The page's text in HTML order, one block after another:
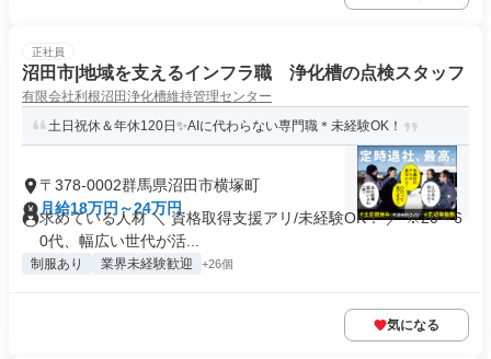
正社員
沼田市|地域を支えるインフラ職 浄化槽の点検スタッフ
有限会社利根沼田浄化槽維持管理センター
土日祝休＆年休120日✨AIに代わらない専門職＊未経験OK！
〒378-0002群馬県沼田市横塚町
月給18万円～24万円
求めている人材 ＼ 資格取得支援アリ/未経験OK！ ／ ※20～6
0代、幅広い世代が活...
制服あり 業界未経験歓迎 +26個
気になる